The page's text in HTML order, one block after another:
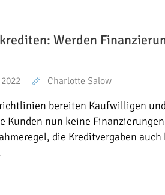
Werden
Charlotte Salow
bereiten Kaufwilligen
Kunden nun keine
die Kreditvergaben auch